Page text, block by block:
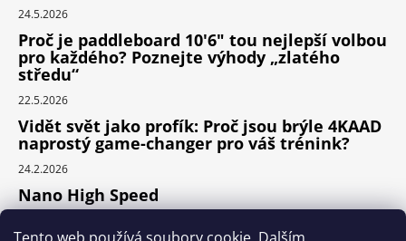
24.5.2026
Proč je paddleboard 10'6" tou nejlepší volbou
pro každého? Poznejte výhody „zlatého
středu“
22.5.2026
Vidět svět jako profík: Proč jsou brýle 4KAAD
naprostý game-changer pro váš trénink?
24.2.2026
Nano High Speed